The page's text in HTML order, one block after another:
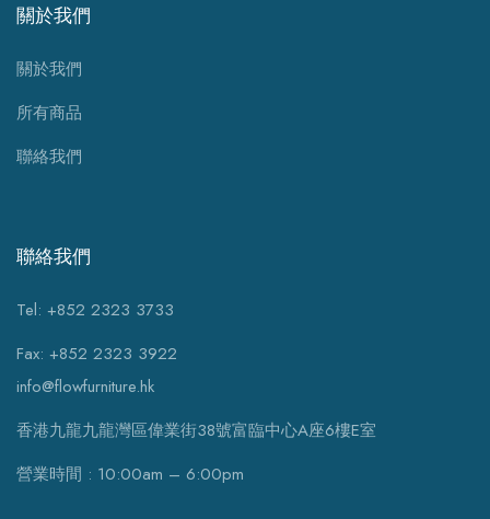
關於我們
關於我們
所有商品
聯絡我們
聯絡我們
Tel: +852 2323 3733
Fax: +852 2323 3922
info@flowfurniture.hk
香港九龍九龍灣區偉業街38號富臨中心A座6樓E室
營業時間 : 10:00am – 6:00pm